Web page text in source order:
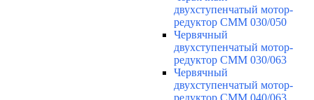
двухступенчатый мотор-
редуктор CMM 030/050
Червячный
двухступенчатый мотор-
редуктор CMM 030/063
Червячный
двухступенчатый мотор-